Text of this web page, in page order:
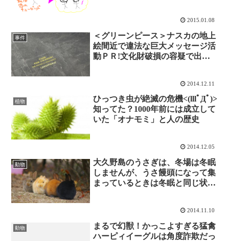
2015.01.08
事件
＜グリーンピース＞ナスカの地上
絵間近で違法な巨大メッセージ活
動ＰＲ!文化財破損の容疑で出国
2014.12.11
植物
ひっつき虫が絶滅の危機<(lllﾟДﾟ)>
知ってた？1000年前には成立して
いた「オナモミ」と人の歴史
2014.12.05
動物
大久野島のうさぎは、冬場は冬眠
しませんが、うさ饅頭になって集
まっているときは冬眠と同じ状態
2014.11.10
動物
まるで幻獣！かっこよすぎる猛禽
ハーピィイーグルは角度詐欺だっ